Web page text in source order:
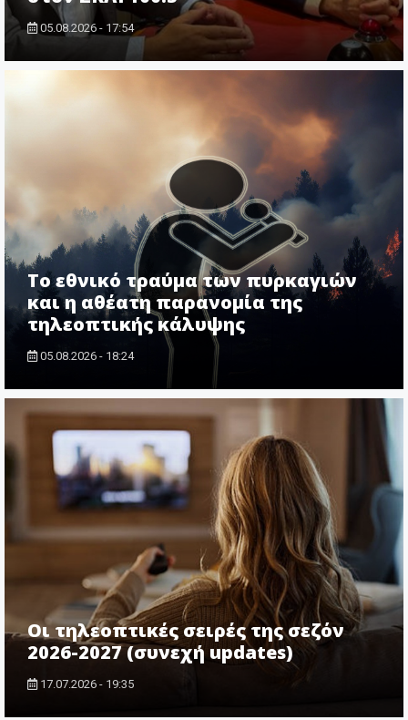
05.08.2026 - 17:54
Το εθνικό τραύμα των πυρκαγιών
και η αθέατη παρανομία της
τηλεοπτικής κάλυψης
05.08.2026 - 18:24
Οι τηλεοπτικές σειρές της σεζόν
2026-2027 (συνεχή updates)
17.07.2026 - 19:35